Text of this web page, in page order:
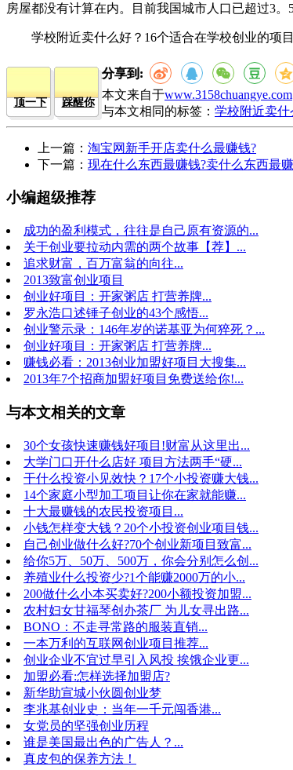
房屋都没有计算在内。目前我国城市人口已超过3
学校附近卖什么好？16个适合在学校创业的项
顶一下 踩醒你
分享到:
本文来自于www.3158chuangye.com
与本文相同的标签： 学校附近卖什
上一篇： 淘宝网新手开店卖什么最赚钱?
下一篇： 现在什么东西最赚钱?卖什么东西最
小编超级推荐
成功的盈利模式，往往是自己原有资源的...
关于创业要拉动内需的两个故事【荐】...
追求财富，百万富翁的向往...
2013致富创业项目
创业好项目：开家粥店 打营养牌...
罗永浩口述锤子创业的43个感悟...
创业警示录：146年岁的诺基亚为何猝死？...
创业好项目：开家粥店 打营养牌...
赚钱必看：2013创业加盟好项目大搜集...
2013年7个招商加盟好项目免费送给你!...
与本文相关的文章
30个女孩快速赚钱好项目!财富从这里出...
大学门口开什么店好 项目方法两手“硬...
干什么投资小见效快？17个小投资赚大钱...
14个家庭小型加工项目让你在家就能赚...
十大最赚钱的农民投资项目...
小钱怎样变大钱？20个小投资创业项目钱...
自己创业做什么好?70个创业新项目致富...
给你5万、50万、500万，你会分别怎么创...
养殖业什么投资少?1个能赚2000万的小...
200做什么小本买卖好?200小额投资加盟...
农村妇女甘福琴创办茶厂 为儿女寻出路...
BONO：不走寻常路的服装直销...
一本万利的互联网创业项目推荐...
创业企业不宜过早引入风投 挨饿企业更...
加盟必看:怎样选择加盟店?
新华助宣城小伙圆创业梦
李兆基创业史：当年一千元闯香港...
女党员的坚强创业历程
谁是美国最出色的广告人？...
真皮包的保养方法！